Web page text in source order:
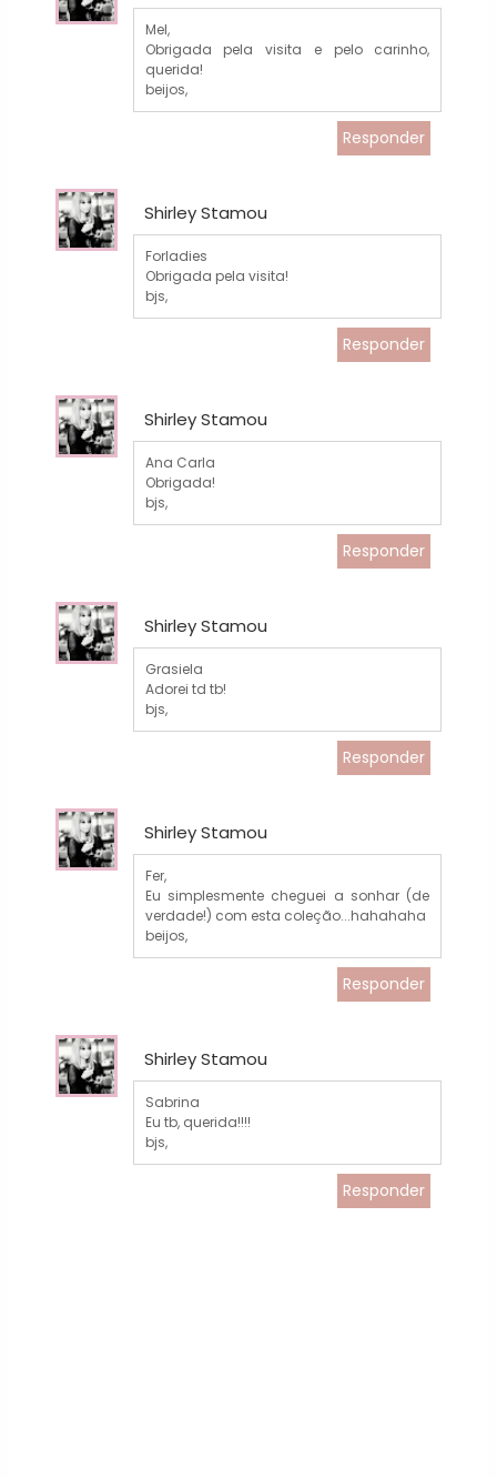
Mel,
Obrigada pela visita e pelo carinho,
querida!
beijos,
Responder
Shirley Stamou
Forladies
Obrigada pela visita!
bjs,
Responder
Shirley Stamou
Ana Carla
Obrigada!
bjs,
Responder
Shirley Stamou
Grasiela
Adorei td tb!
bjs,
Responder
Shirley Stamou
Fer,
Eu simplesmente cheguei a sonhar (de
verdade!) com esta coleção...hahahaha
beijos,
Responder
Shirley Stamou
Sabrina
Eu tb, querida!!!!
bjs,
Responder